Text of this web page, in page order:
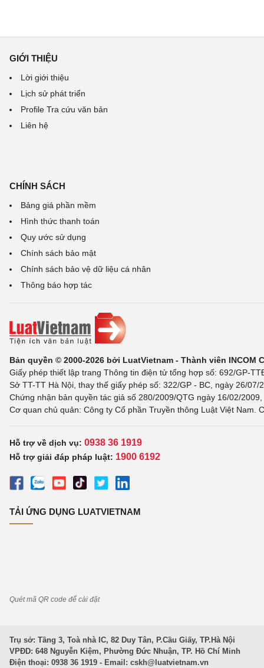
GIỚI THIỆU
Lời giới thiệu
Lịch sử phát triển
Profile Tra cứu văn bản
Liên hệ
CHÍNH SÁCH
Bảng giá phần mềm
Hình thức thanh toán
Quy ước sử dụng
Chính sách bảo mật
Chính sách bảo vệ dữ liệu cá nhân
Thông báo hợp tác
Bản quyền © 2000-2026 bởi LuatVietnam - Thành viên INCOM
Giấy phép thiết lập trang Thông tin điện tử tổng hợp số: 692/GP-
Sở TT-TT Hà Nội, thay thế giấy phép số: 322/GP - BC, ngày 26/
Chứng nhận bản quyền tác giả số 280/2009/QTG ngày 16/02/
Cơ quan chủ quản: Công ty Cổ phần Truyền thông Luật Việt Nam.
Hỗ trợ về dịch vụ: 0938 36 1919
Hỗ trợ giải đáp pháp luật: 1900 6192
TẢI ỨNG DỤNG LUATVIETNAM
Quét mã QR code để cài đặt
Trụ sở: Tầng 3, Toà nhà IC, 82 Duy Tân, P.Cầu Giấy, TP.Hà Nội
VPĐD: 648 Nguyễn Kiệm, Phường Đức Nhuận, TP. Hồ Chí Minh
Điện thoại: 0938 36 1919 - Email: cskh@luatvietnam.vn